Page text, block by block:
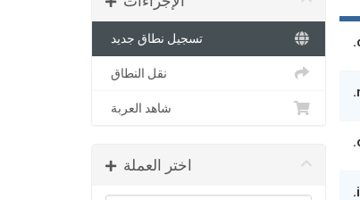
تسجيل نطاق جديد
نقل النطاق
شاهد العربة
اختر العملة